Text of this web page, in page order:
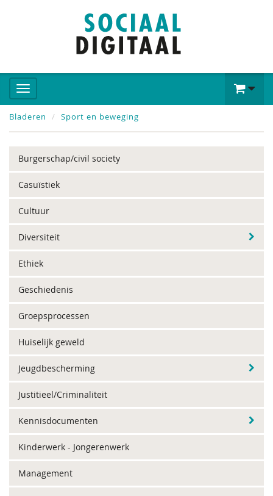
Bladeren Sport en beweging
Burgerschap/civil society
Casuïstiek
Cultuur
Diversiteit
Ethiek
Geschiedenis
Groepsprocessen
Huiselijk geweld
Jeugdbescherming
Justitieel/Criminaliteit
Kennisdocumenten
Kinderwerk - Jongerenwerk
Management